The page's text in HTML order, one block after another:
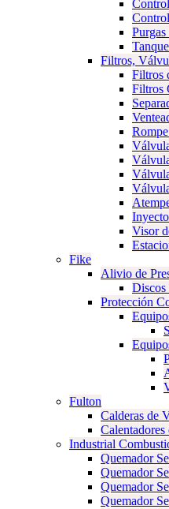
Filtros,
Filtros
Filtros
Visor
Fike
Alivio de
Discos
Protección
Fulton
Calderas de
Industrial
Quemador
Quemador
Quemador
Quemador